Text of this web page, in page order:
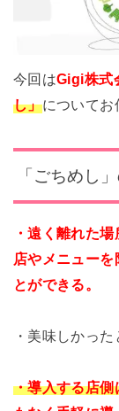
今回はGigi株式
し」についてお
「ごちめし
・遠く離れた
店やメニュー
とができる。
・美味しかっ
・導入する店